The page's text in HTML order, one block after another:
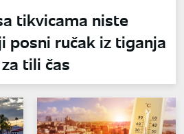
tikvicama niste
posni ručak iz tiganja
tili čas